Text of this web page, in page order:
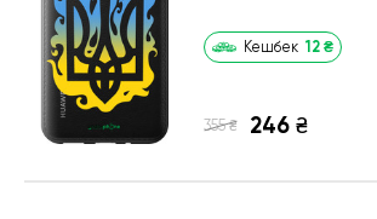
Кешбек 12 ₴
355 ₴ 246 ₴